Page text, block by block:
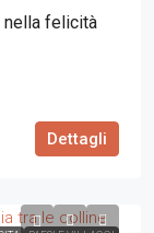
nella felicità
Dettagli